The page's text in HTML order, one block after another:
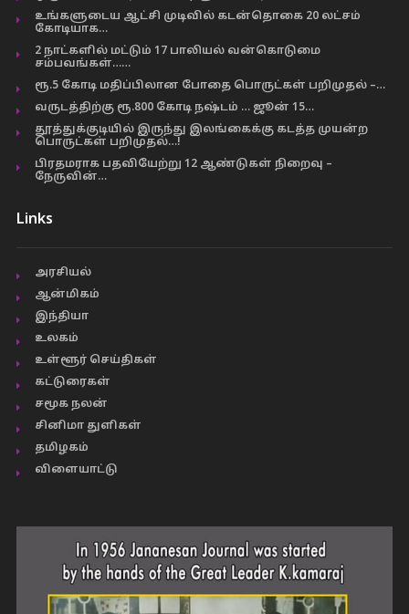
உங்களுடைய ஆட்சி முடிவில் கடன்தொகை 20 லட்சம்
கோடியாக…
2 நாட்களில் மட்டும் 17 பாலியல் வன்கொடுமை
சம்பவங்கள்……
ரூ.5 கோடி மதிப்பிலான போதை பொருட்கள் பறிமுதல் –…
வருடத்திற்கு ரூ.800 கோடி நஷ்டம் … ஜூன் 15…
தூத்துக்குடியில் இருந்து இலங்கைக்கு கடத்த முயன்ற
பொருட்கள் பறிமுதல்…!
பிரதமராக பதவியேற்று 12 ஆண்டுகள் நிறைவு –
நேருவின்…
Links
அரசியல்
ஆன்மிகம்
இந்தியா
உலகம்
உள்ளூர் செய்திகள்
கட்டுரைகள்
சமூக நலன்
சினிமா துளிகள்
தமிழகம்
விளையாட்டு